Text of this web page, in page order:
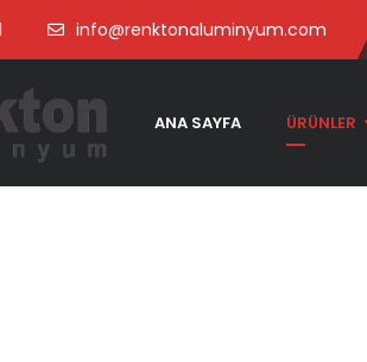
info@renktonaluminyum.com
ANA SAYFA ÜRÜNLER